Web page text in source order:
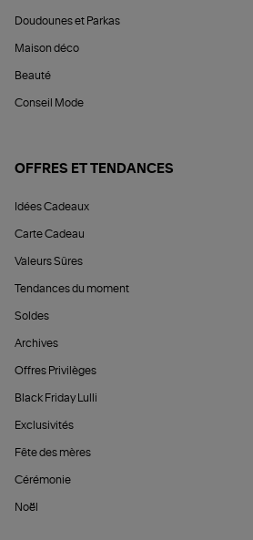
Doudounes et Parkas
Maison déco
Beauté
Conseil Mode
OFFRES ET TENDANCES
Idées Cadeaux
Carte Cadeau
Valeurs Sûres
Tendances du moment
Soldes
Archives
Offres Privilèges
Black Friday Lulli
Exclusivités
Fête des mères
Cérémonie
Noël